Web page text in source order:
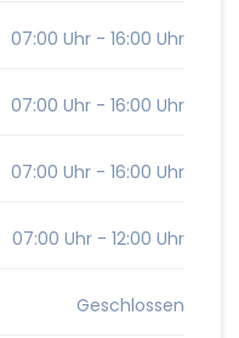
07:00 Uhr - 16:00 Uhr
07:00 Uhr - 16:00 Uhr
07:00 Uhr - 16:00 Uhr
07:00 Uhr - 12:00 Uhr
Geschlossen